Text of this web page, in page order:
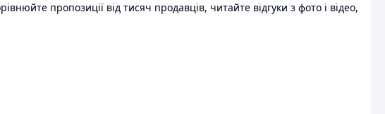
пропозиції від тисяч продавців, читайте відгуки з фото і відео,